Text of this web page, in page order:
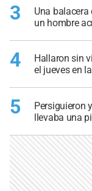
3
Una balacera
un hombre
4
Hallaron sin
el jueves en
5
Persiguieron
llevaba una